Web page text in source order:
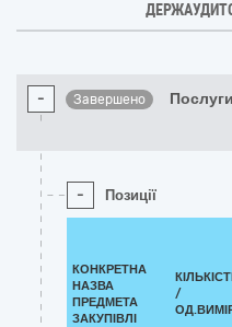
- Завершено
- Позиції
КОНКРЕТНА
НАЗВА
ПРЕДМЕТА
ЗАКУПІВЛІ
/